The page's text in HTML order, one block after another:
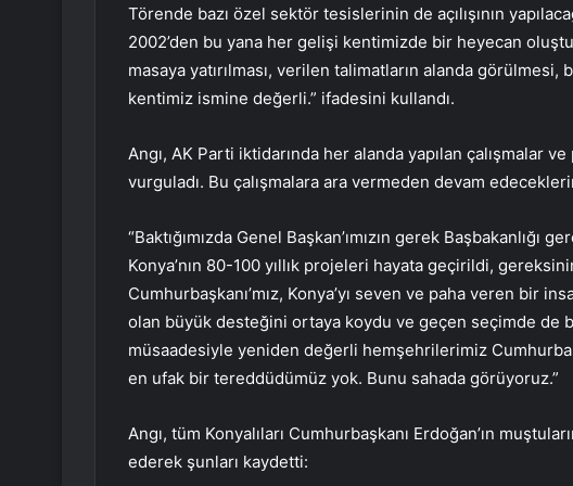
Törende bazı özel sektör tesislerinin de açılışının
2002’den bu yana her gelişi kentimizde bir heyecan
masaya yatırılması, verilen talimatların alanda
kentimiz ismine değerli.” ifadesini kullandı.
Angı, AK Parti iktidarında her alanda yapılan çalışmalar
vurguladı. Bu çalışmalara ara vermeden devam
“Baktığımızda Genel Başkan’ımızın gerek Başbakanlığı
Konya’nın 80-100 yıllık projeleri hayata geçirildi,
Cumhurbaşkanı’mız, Konya’yı seven ve paha veren bir
olan büyük desteğini ortaya koydu ve geçen seçimde de
müsaadesiyle yeniden değerli hemşehrilerimiz
en ufak bir tereddüdümüz yok. Bunu sahada görüyoruz.”
Angı, tüm Konyalıları Cumhurbaşkanı Erdoğan’ın
ederek şunları kaydetti: